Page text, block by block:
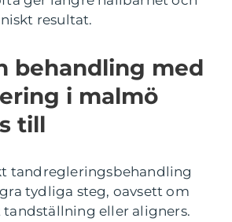
resultat.
behandling med
i malmö
till
tandregleringsbehandling
tydliga steg, oavsett om
tandställning eller aligners.